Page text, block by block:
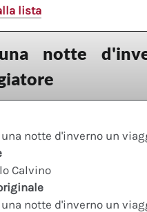
lista
notte
una notte d'inverno un
Calvino
una notte d'inverno un